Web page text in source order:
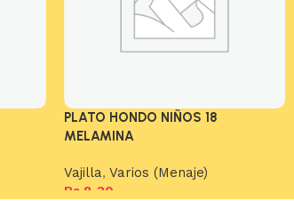
PLATO HONDO NIÑOS 18
MELAMINA
Vajilla,Varios (Menaje)
Bs. 8,30